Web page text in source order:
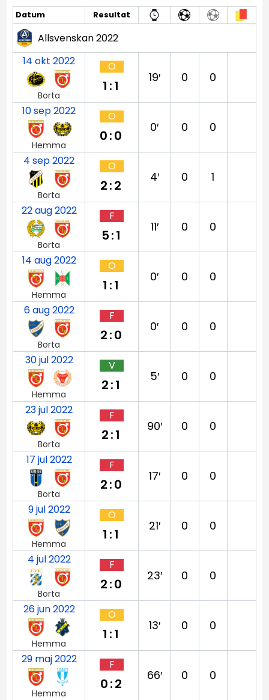
Datum Resultat
Allsvenskan 2022
14 okt 2022
Borta
O
1:1
19′ 0 0
10 sep 2022
Hemma
O
0:0
0′ 0 0
4 sep 2022
Borta
O
2:2
4′ 0 1
22 aug 2022
Borta
F
5:1
11′ 0 0
14 aug 2022
Hemma
O
1:1
0′ 0 0
6 aug 2022
Borta
F
2:0
0′ 0 0
30 jul 2022
Hemma
V
2:1
5′ 0 0
23 jul 2022
Borta
F
2:1
90′ 0 0
17 jul 2022
Borta
F
2:0
17′ 0 0
9 jul 2022
Hemma
O
1:1
21′ 0 0
4 jul 2022
Borta
F
2:0
23′ 0 0
26 jun 2022
Hemma
O
1:1
13′ 0 0
29 maj 2022
Hemma
F
0:2
66′ 0 0